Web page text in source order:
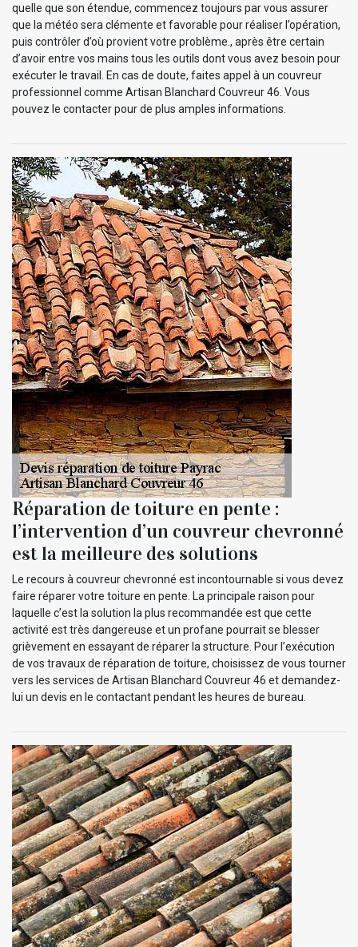
quelle que son étendue, commencez toujours par vous assurer
que la météo sera clémente et favorable pour réaliser l’opération,
puis contrôler d’où provient votre problème., après être certain
d’avoir entre vos mains tous les outils dont vous avez besoin pour
exécuter le travail. En cas de doute, faites appel à un couvreur
professionnel comme Artisan Blanchard Couvreur 46. Vous
pouvez le contacter pour de plus amples informations.
Réparation de toiture en pente :
l’intervention d’un couvreur chevronné
est la meilleure des solutions
Le recours à couvreur chevronné est incontournable si vous devez
faire réparer votre toiture en pente. La principale raison pour
laquelle c’est la solution la plus recommandée est que cette
activité est très dangereuse et un profane pourrait se blesser
grièvement en essayant de réparer la structure. Pour l’exécution
de vos travaux de réparation de toiture, choisissez de vous tourner
vers les services de Artisan Blanchard Couvreur 46 et demandez-
lui un devis en le contactant pendant les heures de bureau.